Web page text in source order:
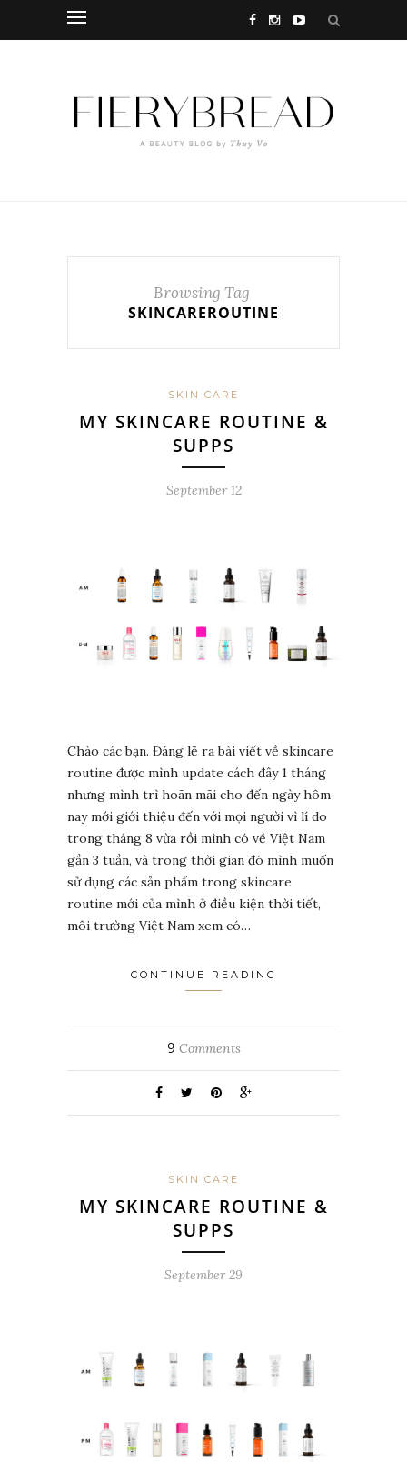
Browsing Tag
SKINCAREROUTINE
SKIN CARE
MY SKINCARE ROUTINE &
SUPPS
September 12
Chào các bạn. Đáng lẽ ra bài viết về skincare
routine được mình update cách đây 1 tháng
nhưng mình trì hoãn mãi cho đến ngày hôm
nay mới giới thiệu đến với mọi người vì lí do
trong tháng 8 vừa rồi mình có về Việt Nam
gần 3 tuần, và trong thời gian đó mình muốn
sử dụng các sản phẩm trong skincare
routine mới của mình ở điều kiện thời tiết,
môi trường Việt Nam xem có…
CONTINUE READING
9 Comments
SKIN CARE
MY SKINCARE ROUTINE &
SUPPS
September 29